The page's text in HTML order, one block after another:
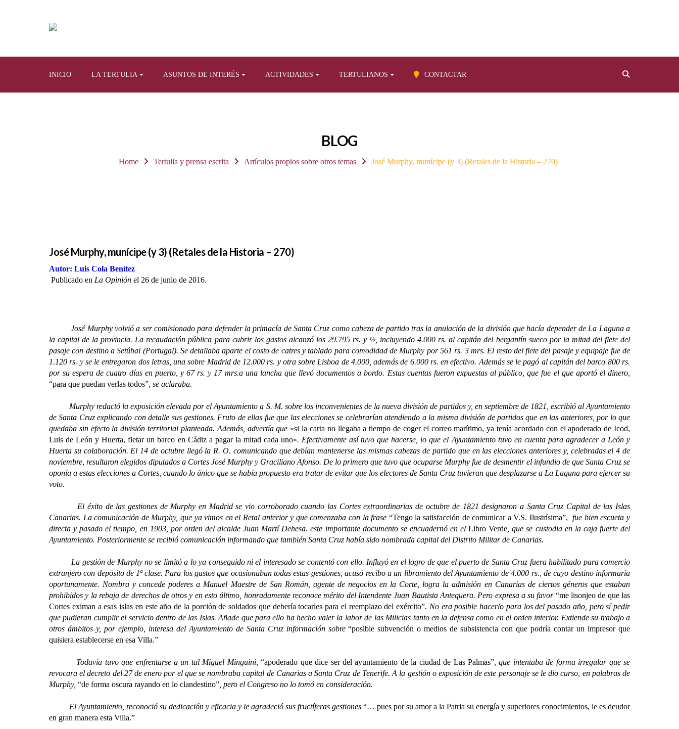
INICIO LA TERTULIA ASUNTOS DE INTERÉS ACTIVIDADES TERTULIANOS CONTACTAR
BLOG
Home Tertulia y prensa escrita Artículos propios sobre otros temas José Murphy, munícipe (y 3) (Retales de la Historia – 270)
José Murphy, munícipe (y 3) (Retales de la Historia – 270)
Autor: Luis Cola Benítez
Publicado en La Opinión el 26 de junio de 2016.
José Murphy volvió a ser comisionado para defender la primacía de Santa Cruz como cabeza de partido tras la anulación de la división que hacía depender de La Laguna a
la capital de la provincia. La recaudación pública para cubrir los gastos alcanzó los 29.795 rs. y ½, incluyendo 4.000 rs. al capitán del bergantín sueco por la mitad del flete del
pasaje con destino a Setúbal (Portugal). Se detallaba aparte el costo de catres y tablado para comodidad de Murphy por 561 rs. 3 mrs. El resto del flete del pasaje y equipaje fue de
1.120 rs. y se le entregaron dos letras, una sobre Madrid de 12.000 rs. y otra sobre Lisboa de 4.000, además de 6.000 rs. en efectivo. Además se le pagó al capitán del barco 800 rs.
por su espera de cuatro días en puerto, y 67 rs. y 17 mrs.a una lancha que llevó documentos a bordo. Estas cuentas fueron expuestas al público, que fue el que aportó el dinero,
“para que puedan verlas todos” , se aclaraba.
Murphy redactó la exposición elevada por el Ayuntamiento a S. M. sobre los inconvenientes de la nueva división de partidos y, en septiembre de 1821, escribió al Ayuntamiento
de Santa Cruz explicando con detalle sus gestiones. Fruto de ellas fue que las elecciones se celebrarían atendiendo a la misma división de partidos que en las anteriores, por lo que
quedaba sin efecto la división territorial planteada. Además, advertía que «si la carta no llegaba a tiempo de coger el correo marítimo, ya tenía acordado con el apoderado de Icod,
Luis de León y Huerta, fletar un barco en Cádiz a pagar la mitad cada uno». Efectivamente así tuvo que hacerse, lo que el Ayuntamiento tuvo en cuenta para agradecer a León y
Huerta su colaboración. El 14 de octubre llegó la R. O. comunicando que debían mantenerse las mismas cabezas de partido que en las elecciones anteriores y, celebradas el 4 de
noviembre, resultaron elegidos diputados a Cortes José Murphy y Graciliano Afonso. De lo primero que tuvo que ocuparse Murphy fue de desmentir el infundio de que Santa Cruz se
oponía a estas elecciones a Cortes, cuando lo único que se había propuesto era tratar de evitar que los electores de Santa Cruz tuvieran que desplazarse a La Laguna para ejercer su
voto.
El éxito de las gestiones de Murphy en Madrid se vio corroborado cuando las Cortes extraordinarias de octubre de 1821 designaron a Santa Cruz Capital de las Islas
Canarias. La comunicación de Murphy, que ya vimos en el Retal anterior y que comenzaba con la frase “Tengo la satisfacción de comunicar a V.S. Ilustrísima”, fue bien escueta y
directa y pasado el tiempo, en 1903, por orden del alcalde Juan Martí Dehesa. este importante documento se encuadernó en elLibro Verde , que se custodia en la caja fuerte del
Ayuntamiento. Posteriormente se recibió comunicación informando que también Santa Cruz había sido nombrada capital del Distrito Militar de Canarias.
La gestión de Murphy no se limitó a lo ya conseguido ni el interesado se contentó con ello. Influyó en el logro de que el puerto de Santa Cruz fuera habilitado para comercio
extranjero con depósito de 1ª clase. Para los gastos que ocasionaban todas estas gestiones, acusó recibo a un libramiento del Ayuntamiento de 4.000 rs., de cuyo destino informaría
oportunamente. Nombra y concede poderes a Manuel Maestre de San Román, agente de negocios en la Corte, logra la admisión en Canarias de ciertos géneros que estaban
prohibidos y la rebaja de derechos de otros y en esto último, honradamente reconoce mérito del Intendente Juan Bautista Antequera. Pero expresa a su favor “me lisonjeo de que las
Cortes eximan a esas islas en este año de la porción de soldados que debería tocarles para el reemplazo del exército”. No era posible hacerlo para los del pasado año, pero sí pedir
que pudieran cumplir el servicio dentro de las Islas. Añade que para ello ha hecho valer la labor de las Milicias tanto en la defensa como en el orden interior. Extiende su trabajo a
otros ámbitos y, por ejemplo, interesa del Ayuntamiento de Santa Cruz información sobre“posible subvención o medios de subsistencia con que podría contar un impresor que
quisiera establecerse en esa Villa.”
Todavía tuvo que enfrentarse a un tal Miguel Minguini,“apoderado que dice ser del ayuntamiento de la ciudad de Las Palmas”, que intentaba de forma irregular que se
revocara el decreto del 27 de enero por el que se nombraba capital de Canarias a Santa Cruz de Tenerife. A la gestión o exposición de este personaje se le dio curso, en palabras de
Murphy, “de forma oscura rayando en lo clandestino” , pero el Congreso no lo tomó en consideración.
El Ayuntamiento, reconoció su dedicación y eficacia y le agradeció sus fructíferas gestiones “… pues por su amor a la Patria su energía y superiores conocimientos, le es deudor
en gran manera esta Villa.”